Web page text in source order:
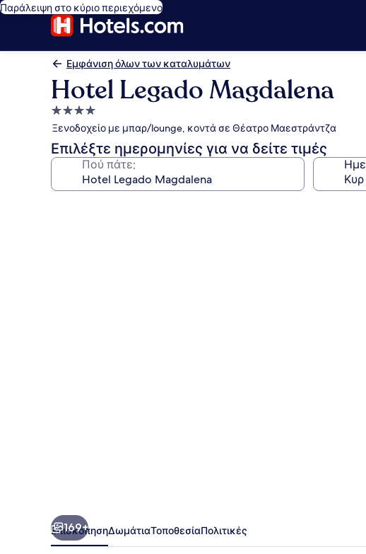
Παράλειψη στο κύριο περιεχόμενο
Εμφάνιση όλων των καταλυμάτων
Hotel Legado Magdalena
Κατάλυμα
με
4.0
αστέρια
Ξενοδοχείο με μπαρ/lounge, κοντά σε Θέατρο Μαεστράντζα
Επιλέξτε ημερομηνίες για να δείτε τιμές
Πού πάτε;
169+
ΕπισκόπησηΔωμάτιαΤοποθεσίαΠολιτικές